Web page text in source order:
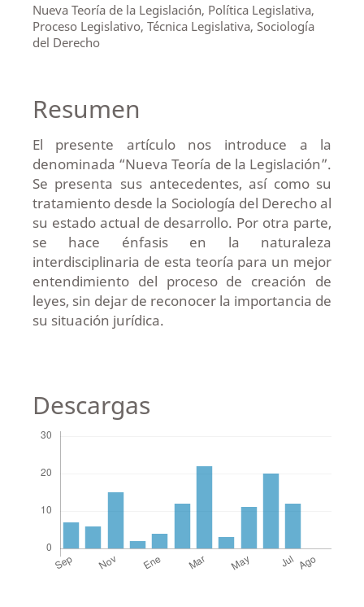
Nueva Teoría de la Legislación, Política Legislativa,
Proceso Legislativo, Técnica Legislativa, Sociología
del Derecho
Resumen
El presente artículo nos introduce a la
denominada “Nueva Teoría de la Legislación”.
Se presenta sus antecedentes, así como su
tratamiento desde la Sociología del Derecho al
su estado actual de desarrollo. Por otra parte,
se hace énfasis en la naturaleza
interdisciplinaria de esta teoría para un mejor
entendimiento del proceso de creación de
leyes, sin dejar de reconocer la importancia de
su situación jurídica.
Descargas